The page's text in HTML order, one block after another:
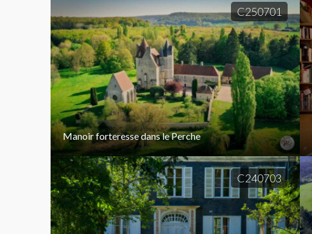
C250701
Manoir forteresse dans le Perche
C240703